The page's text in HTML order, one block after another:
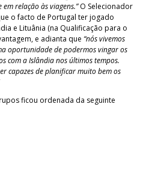
relação às viagens.”O Selecionador
o facto de Portugal ter jogado
e Lituânia (na Qualificação para o
e adianta que “nós vivemos
oportunidade de podermos vingar os
com a Islândia nos últimos tempos.
capazes de planificar muito bem os
ficou ordenada da seguinte